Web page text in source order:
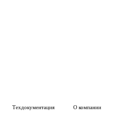
Техдокументация О компании